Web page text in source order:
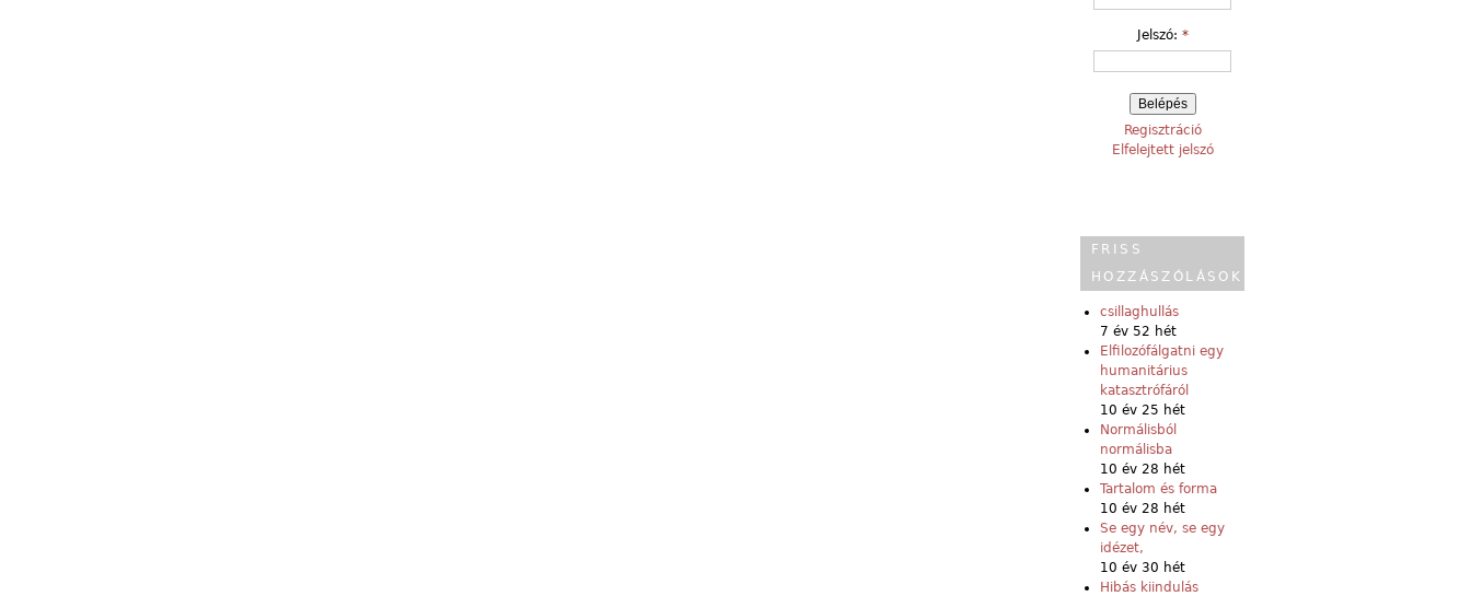
Jelszó: *
Regisztráció
Elfelejtett jelszó
FRISS
HOZZÁSZÓLÁSOK
csillaghullás
7 év 52 hét
Elfilozófálgatni egy
humanitárius
katasztrófáról
10 év 25 hét
Normálisból
normálisba
10 év 28 hét
Tartalom és forma
10 év 28 hét
Se egy név, se egy
idézet,
10 év 30 hét
Hibás kiindulás